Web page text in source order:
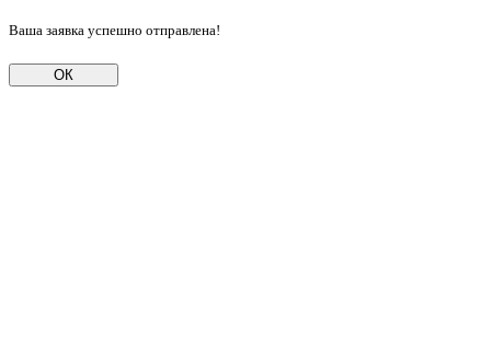
Ваша заявка успешно отправлена!
ОК